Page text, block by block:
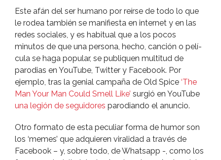
Este afán del ser humano por reí­rse de todo lo que
le rodea también se manifiesta en internet y en las
redes sociales, y es habitual que a los pocos
minutos de que una persona, hecho, canción o pelí­
cula se haga popular, se publiquen multitud de
parodias en YouTube, Twitter y Facebook. Por
ejemplo, tras la genial campaña de Old Spice ‘The
Man Your Man Could Smell Like’ surgió en YouTube
una legión de seguidores parodiando el anuncio.
Otro formato de esta peculiar forma de humor son
los ‘memes’ que adquieren viralidad a través de
Facebook – y, sobre todo, de Whatsapp -, como los